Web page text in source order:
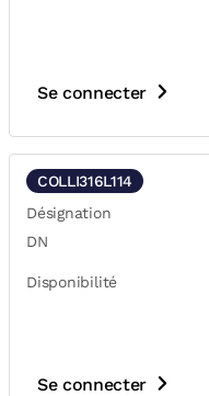
Se connecter
COLLI316L114
Désignation
DN
Disponibilité
Se connecter